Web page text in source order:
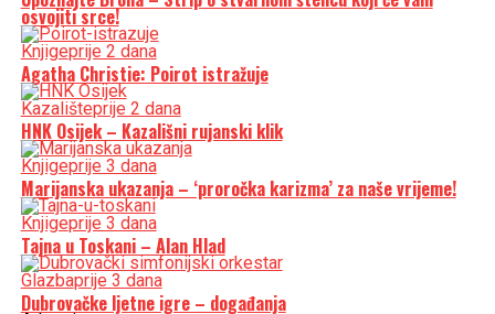
osvojiti srce!
Knjigeprije 2 dana
Agatha Christie: Poirot istražuje
Kazališteprije 2 dana
HNK Osijek – Kazališni rujanski klik
Knjigeprije 3 dana
Marijanska ukazanja – ‘proročka karizma’ za naše vrijeme!
Knjigeprije 3 dana
Tajna u Toskani – Alan Hlad
Glazbaprije 3 dana
Dubrovačke ljetne igre – događanja